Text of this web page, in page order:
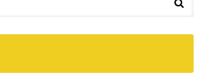
、DTMや音楽に関するセール情報
どを発信しているサイトです。お